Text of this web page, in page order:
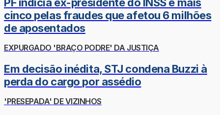
cinco pelas fraudes que afetou 6 milhões
de aposentados
EXPURGADO 'BRAÇO PODRE' DA JUSTIÇA
Em decisão inédita, STJ condena Buzzi à
perda do cargo por assédio
'PRESEPADA' DE VIZINHOS